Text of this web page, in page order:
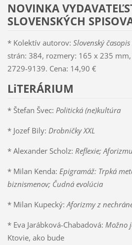
NOVINKA
SLOVENSKÝCH
* Kolektív autorov: Slovenský
strán: 384, rozmery: 165 x 235 mm,
2729-9139. Cena: 14,90 €
LiTERÁRIUM
* Štefan Švec: Politická (ne)kultúra
* Jozef Bily: Drobničky XXL
* Alexander Scholz: Reflexie;
* Milan Kenda: Epigramáž: Trpká
biznismenov; Čudná evolúcia
* Milan Kupecký: Aforizmy z
* Eva Jarábková-Chabadová: Možno
Ktovie, ako bude